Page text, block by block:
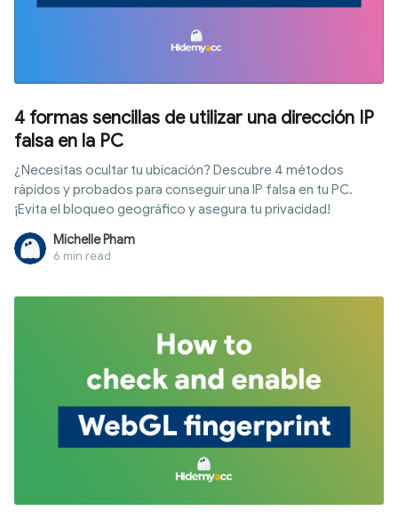
4 formas sencillas de utilizar una dirección IP
falsa en la PC
¿Necesitas ocultar tu ubicación? Descubre 4 métodos
rápidos y probados para conseguir una IP falsa en tu PC.
¡Evita el bloqueo geográfico y asegura tu privacidad!
Michelle Pham
6 min read